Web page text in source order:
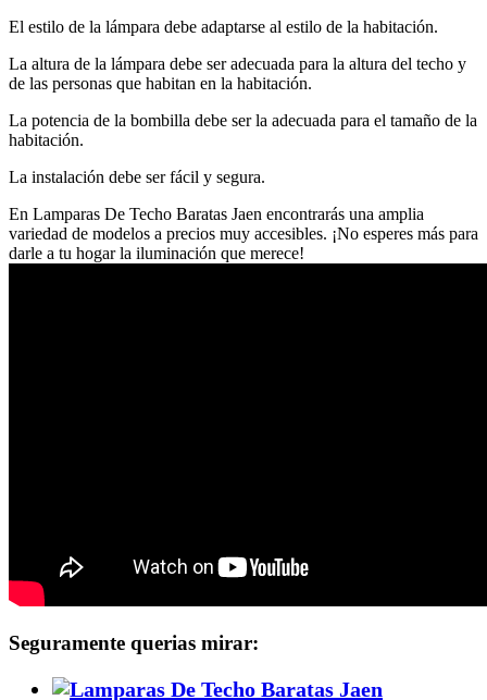
El estilo de la lámpara debe adaptarse al estilo de la habitación.
La altura de la lámpara debe ser adecuada para la altura del techo y
de las personas que habitan en la habitación.
La potencia de la bombilla debe ser la adecuada para el tamaño de la
habitación.
La instalación debe ser fácil y segura.
En Lamparas De Techo Baratas Jaen encontrarás una amplia
variedad de modelos a precios muy accesibles. ¡No esperes más para
darle a tu hogar la iluminación que merece!
Seguramente querias mirar: